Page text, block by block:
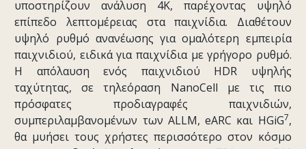
υποστηρίζουν ανάλυση 4K, παρέχοντας υψηλό
επίπεδο λεπτομέρειας στα παιχνίδια. Διαθέτουν
υψηλό ρυθμό ανανέωσης για ομαλότερη εμπειρία
παιχνιδιού, ειδικά για παιχνίδια με γρήγορο ρυθμό.
Η απόλαυση ενός παιχνιδιού HDR υψηλής
ταχύτητας, σε τηλεόραση NanoCell με τις πιο
πρόσφατες προδιαγραφές παιχνιδιών,
συμπεριλαμβανομένων των ALLM, eARC και HGiG7,
θα μυήσει τους χρήστες περισσότερο στον κόσμο